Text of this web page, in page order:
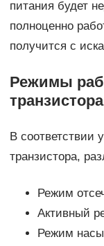
питания будет
полноценно
получится с
Режимы
транзистора
В соответствии
транзистора,
Режим
Активный
Режим